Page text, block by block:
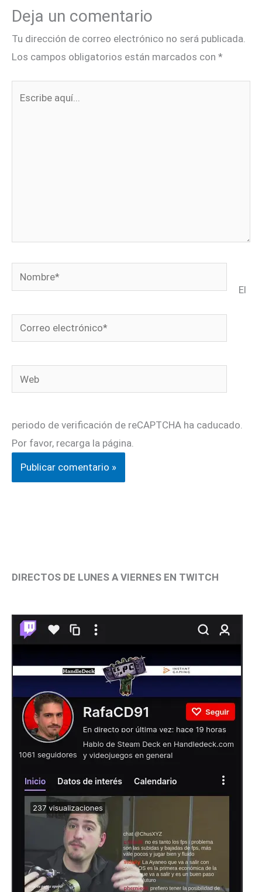
Deja un comentario
Tu dirección de correo electrónico no será publicada.
Los campos obligatorios están marcados con *
Nombre*
Correo
electrónico*
Web
El
periodo de verificación de reCAPTCHA ha caducado.
Por favor, recarga la página.
DIRECTOS DE LUNES A VIERNES EN TWITCH